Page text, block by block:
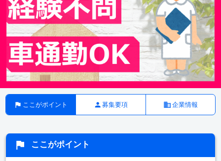
ここがポイント 募集要項 企業情報
ここがポイント